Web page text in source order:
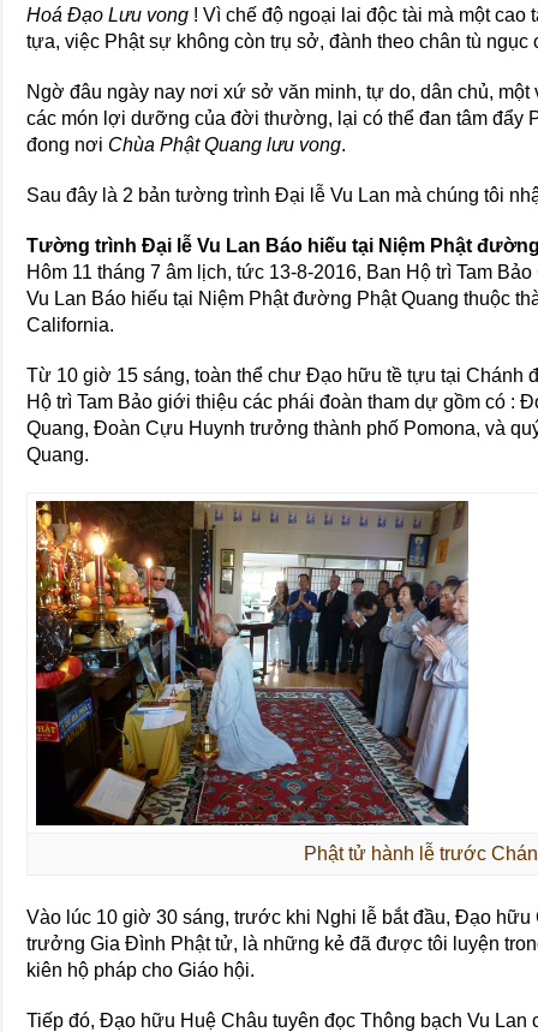
Hoá Đạo Lưu vong ! Vì chế độ ngoại lai độc tài mà một
tựa, việc Phật sự không còn trụ sở, đành theo chân tù
Ngờ đâu ngày nay nơi xứ sở văn minh, tự do, dân chủ,
các món lợi dưỡng của đời thường, lại có thể đan tâm đẩy
đong nơi Chùa Phật Quang lưu vong.
Sau đây là 2 bản tường trình Đại lễ Vu Lan mà chúng tôi
Tường trình Đại lễ Vu Lan Báo hiếu tại Niệm Phật
Hôm 11 tháng 7 âm lịch, tức 13-8-2016, Ban Hộ trì Tam
Vu Lan Báo hiếu tại Niệm Phật đường Phật Quang thuộc
California.
Từ 10 giờ 15 sáng, toàn thể chư Đạo hữu tề tựu tại Chánh
Hộ trì Tam Bảo giới thiệu các phái đoàn tham dự gồm có :
Quang, Đoàn Cựu Huynh trưởng thành phố Pomona, và
Quang.
Phật tử hành lễ trước
Vào lúc 10 giờ 30 sáng, trước khi Nghi lễ bắt đầu, Đạo
trưởng Gia Đình Phật tử, là những kẻ đã được tôi luyện
kiên hộ pháp cho Giáo hội.
Tiếp đó, Đạo hữu Huệ Châu tuyên đọc Thông bạch Vu